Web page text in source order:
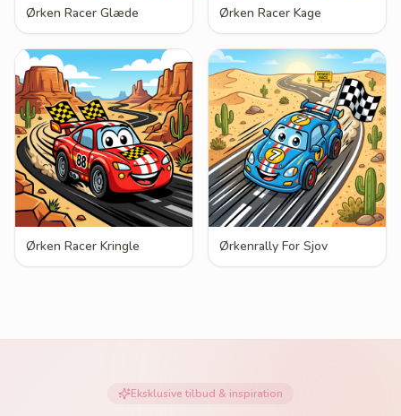
Ørken Racer Glæde Ørken Racer Kage
Ørken Racer Kringle Ørkenrally For Sjov
Eksklusive tilbud & inspiration